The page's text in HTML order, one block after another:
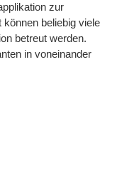
zur
beliebig viele
betreut werden.
in voneinander